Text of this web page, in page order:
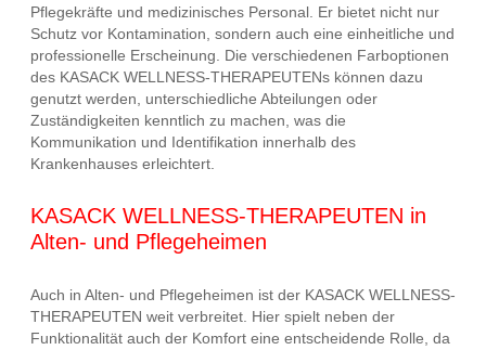
Pflegekräfte und medizinisches Personal. Er bietet nicht nur
Schutz vor Kontamination, sondern auch eine einheitliche und
professionelle Erscheinung. Die verschiedenen Farboptionen
des KASACK WELLNESS-THERAPEUTENs können dazu
genutzt werden, unterschiedliche Abteilungen oder
Zuständigkeiten kenntlich zu machen, was die
Kommunikation und Identifikation innerhalb des
Krankenhauses erleichtert.
KASACK WELLNESS-THERAPEUTEN in
Alten- und Pflegeheimen
Auch in Alten- und Pflegeheimen ist der KASACK WELLNESS-
THERAPEUTEN weit verbreitet. Hier spielt neben der
Funktionalität auch der Komfort eine entscheidende Rolle, da